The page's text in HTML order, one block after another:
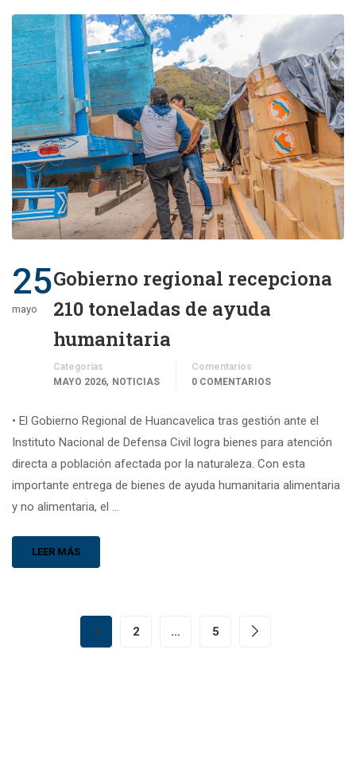
25
mayo
Gobierno regional recepciona
210 toneladas de ayuda
humanitaria
Categorías
MAYO 2026, NOTICIAS
Comentarios
0 COMENTARIOS
• El Gobierno Regional de Huancavelica tras gestión ante el
Instituto Nacional de Defensa Civil logra bienes para atención
directa a población afectada por la naturaleza. Con esta
importante entrega de bienes de ayuda humanitaria alimentaria
y no alimentaria, el …
LEER MÁS
1 2 … 5